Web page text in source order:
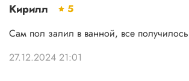
Кирилл
5
Сам пол залил в ванной, все
27.12.2024 21:01